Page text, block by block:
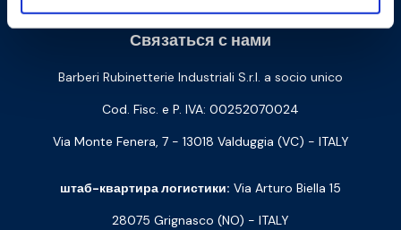
Связаться с нами
Barberi Rubinetterie Industriali S.r.l. a socio unico
Cod. Fisc. e P. IVA: 00252070024
Via Monte Fenera, 7 - 13018 Valduggia (VC) - ITALY
штаб-квартира логистики: Via Arturo Biella 15
28075 Grignasco (NO) - ITALY